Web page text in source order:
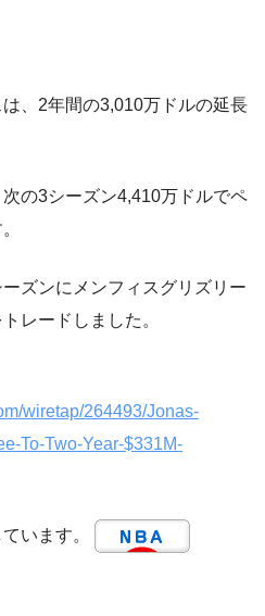
、2年間の3,010万ドルの延長
の3シーズン4,410万ドルでペ
ズンにメンフィスグリズリー
レードしました。
wiretap/264493/Jonas-
To-Two-Year-$331M-
います。